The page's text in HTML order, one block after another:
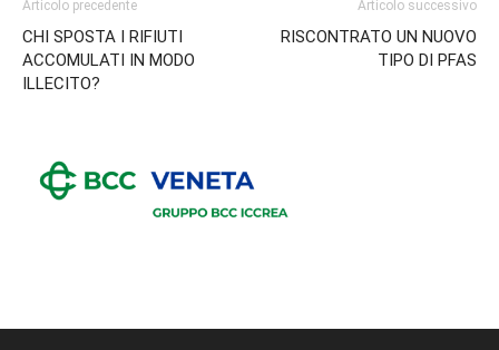
Articolo precedente
CHI SPOSTA I RIFIUTI
ACCOMULATI IN MODO
ILLECITO?
Articolo successivo
RISCONTRATO UN NUOVO
TIPO DI PFAS